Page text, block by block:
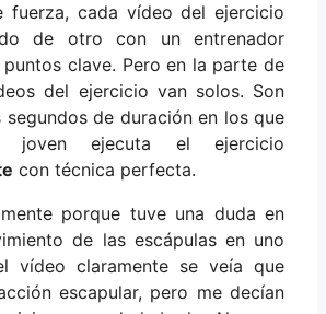
fuerza, cada vídeo del ejercicio
de otro con un entrenador
clave. Pero en la parte de
del ejercicio van solos. Son
de duración en los que
joven ejecuta el ejercicio
con técnica perfecta.
porque tuve una duda en
de las escápulas en uno
vídeo claramente se veía que
escapular, pero me decían